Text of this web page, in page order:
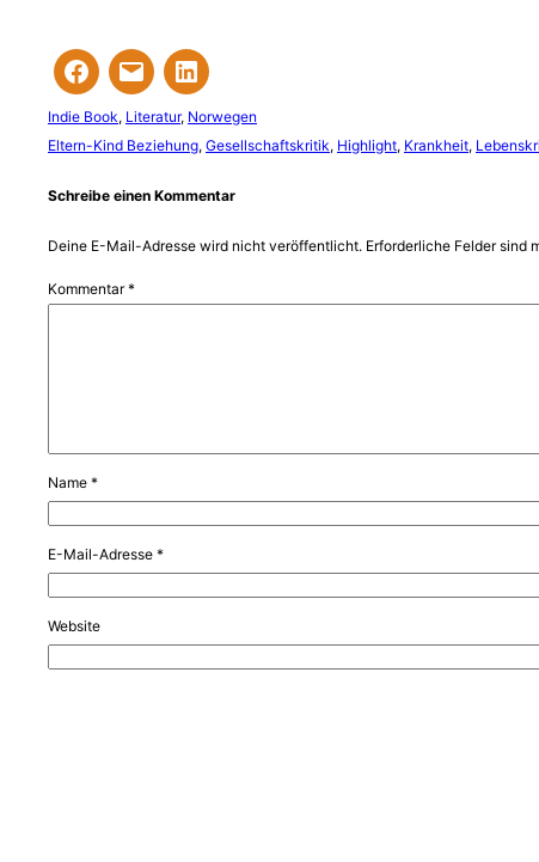
Indie Book, Literatur, Norwegen
Eltern-Kind Beziehung, Gesellschaftskritik, Highlight, Krankheit,
Schreibe einen Kommentar
Deine E-Mail-Adresse wird nicht veröffentlicht. Erforderliche Felder sind
Kommentar*
Name *
E-Mail-Adresse *
Website